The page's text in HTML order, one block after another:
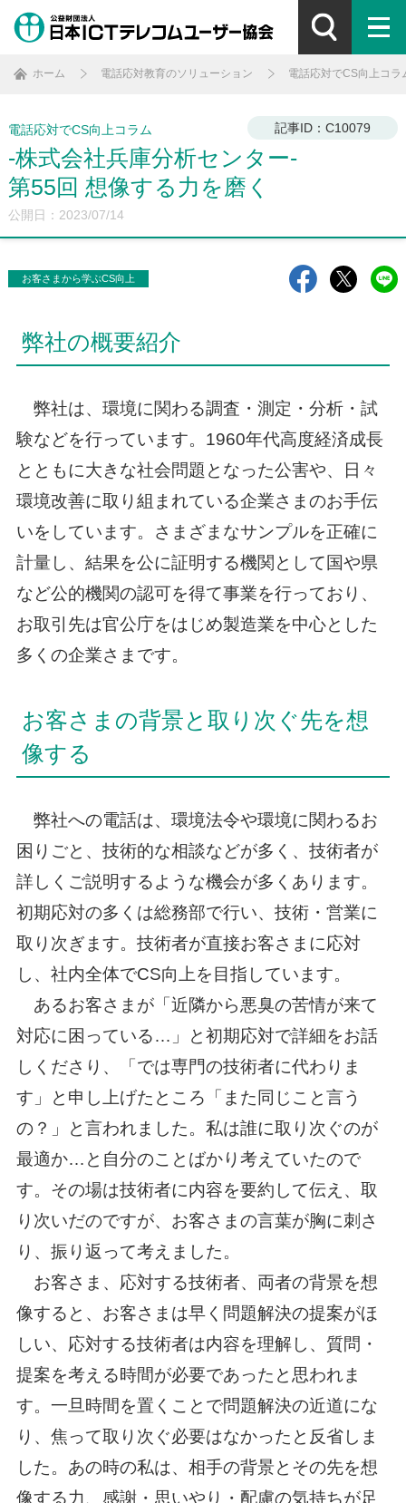
ホーム 電話応対教育のソリューション 電話応対でCS向上コラ
電話応対でCS向上コラム
-株式会社兵庫分析センター-
第55回 想像する力を磨く
記事ID：C10079
公開日：2023/07/14
お客さまから学ぶCS向上
弊社の概要紹介
弊社は、環境に関わる調査・測定・分析・試
験などを行っています。1960年代高度経済成長
とともに大きな社会問題となった公害や、日々
環境改善に取り組まれている企業さまのお手伝
いをしています。さまざまなサンプルを正確に
計量し、結果を公に証明する機関として国や県
など公的機関の認可を得て事業を行っており、
お取引先は官公庁をはじめ製造業を中心とした
多くの企業さまです。
お客さまの背景と取り次ぐ先を想
像する
弊社への電話は、環境法令や環境に関わるお
困りごと、技術的な相談などが多く、技術者が
詳しくご説明するような機会が多くあります。
初期応対の多くは総務部で行い、技術・営業に
取り次ぎます。技術者が直接お客さまに応対
し、社内全体でCS向上を目指しています。
あるお客さまが「近隣から悪臭の苦情が来て
対応に困っている…」と初期応対で詳細をお話
しくださり、「では専門の技術者に代わりま
す」と申し上げたところ「また同じこと言う
の？」と言われました。私は誰に取り次ぐのが
最適か…と自分のことばかり考えていたので
す。その場は技術者に内容を要約して伝え、取
り次いだのですが、お客さまの言葉が胸に刺さ
り、振り返って考えました。
お客さま、応対する技術者、両者の背景を想
像すると、お客さまは早く問題解決の提案がほ
しい、応対する技術者は内容を理解し、質問・
提案を考える時間が必要であったと思われま
す。一旦時間を置くことで問題解決の近道にな
り、焦って取り次ぐ必要はなかったと反省しま
した。あの時の私は、相手の背景とその先を想
像する力、感謝・思いやり・配慮の気持ちが足